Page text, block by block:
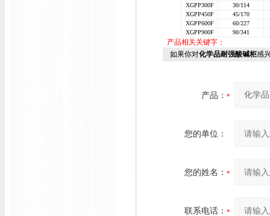
XGPP300F
30/114
XGPP450F
45/170
XGPP600F
60/227
XGPP900F
90/341
产品相关关键字：
如果你对化学品耐强酸碱柜感
产品：
您的单位：
您的姓名：
联系电话：